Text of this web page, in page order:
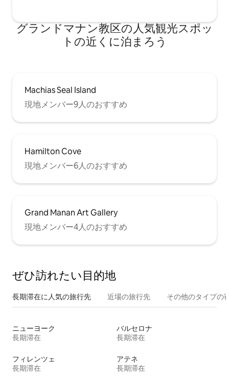
グランドマナン教区の人気観光スポッ
トの近くに泊まろう
Machias Seal Island
現地メンバー9人のおすすめ
Hamilton Cove
現地メンバー6人のおすすめ
Grand Manan Art Gallery
現地メンバー4人のおすすめ
ぜひ訪⁠れ⁠た⁠い目⁠的⁠地
長期滞在に人気の旅行先 近場の旅行先 その他のタ⁠イ⁠プ⁠の
ニューヨーク
長期滞在
バルセロナ
長期滞在
フィレンツェ
長期滞在
アテネ
長期滞在